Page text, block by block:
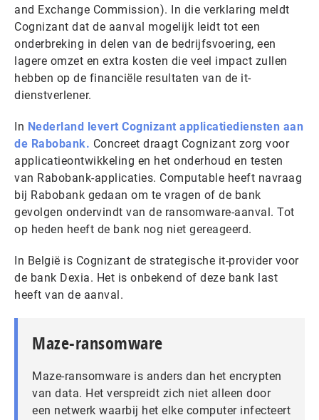
and Exchange Commission). In die verklaring meldt
Cognizant dat de aanval mogelijk leidt tot een
onderbreking in delen van de bedrijfsvoering, een
lagere omzet en extra kosten die veel impact zullen
hebben op de financiële resultaten van de it-
dienstverlener.
In Nederland levert Cognizant applicatiediensten aan
de Rabobank. Concreet draagt Cognizant zorg voor
applicatieontwikkeling en het onderhoud en testen
van Rabobank-applicaties. Computable heeft navraag
bij Rabobank gedaan om te vragen of de bank
gevolgen ondervindt van de ransomware-aanval. Tot
op heden heeft de bank nog niet gereageerd.
In België is Cognizant de strategische it-provider voor
de bank Dexia. Het is onbekend of deze bank last
heeft van de aanval.
Maze-ransomware
Maze-ransomware is anders dan het encrypten
van data. Het verspreidt zich niet alleen door
een netwerk waarbij het elke computer infecteert